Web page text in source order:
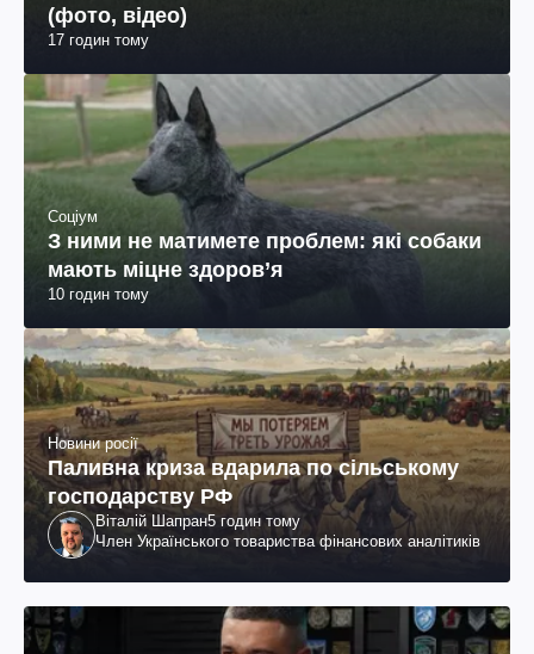
(фото, відео)
17 годин тому
Соціум
З ними не матимете проблем: які собаки
мають міцне здоров’я
10 годин тому
Новини росії
Паливна криза вдарила по сільському
господарству РФ
Віталій Шапран5 годин тому
Член Українського товариства фінансових аналітиків